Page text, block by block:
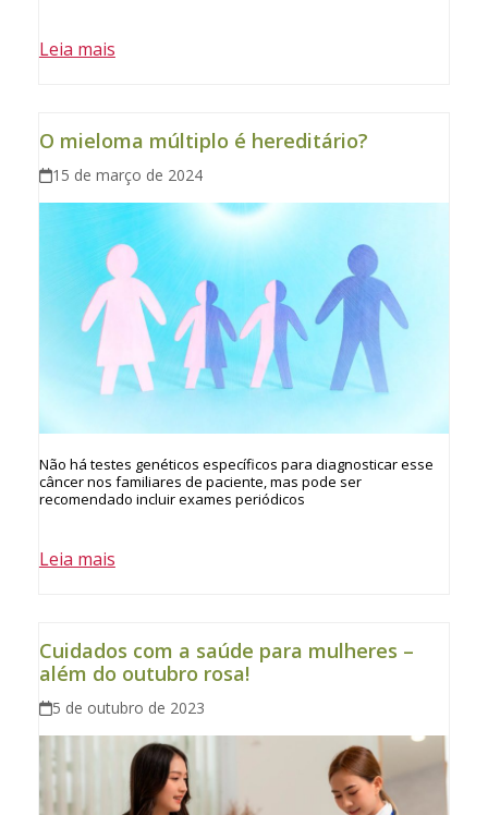
Leia mais
O mieloma múltiplo é hereditário?
15 de março de 2024
Não há testes genéticos específicos para diagnosticar esse
câncer nos familiares de paciente, mas pode ser
recomendado incluir exames periódicos
Leia mais
Cuidados com a saúde para mulheres –
além do outubro rosa!
5 de outubro de 2023